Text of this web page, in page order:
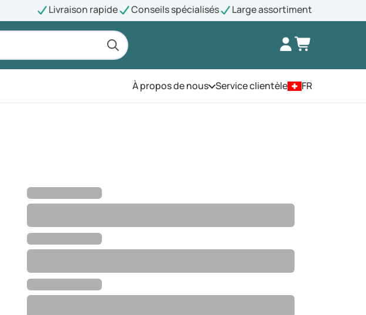
Livraison rapide Conseils spécialisés Large assortiment
À propos de nousOuvrez le menu
Service clientèle FR